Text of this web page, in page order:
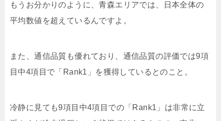
もうお分かりのように、青森エリアでは、日本全体の
平均数値を超えているんですよ。
また、通信品質も優れており、通信品質の評価では9項
目中4項目で「Rank1」を獲得しているとのこと。
冷静に見ても9項目中4項目での「Rank1」は非常に立